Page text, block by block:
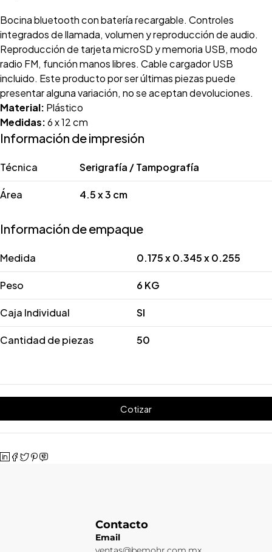
Bocina bluetooth con batería recargable. Controles
integrados de llamada, volumen y reproducción de audio.
Reproducción de tarjeta microSD y memoria USB, modo
radio FM, función manos libres. Cable cargador USB
incluido. Este producto por ser últimas piezas puede
presentar alguna variación, no se aceptan devoluciones.
Material: Plástico
Medidas:6 x 12 cm
Información de impresión
Técnica Serigrafía / Tampografía
Área 4.5 x 3 cm
Información de empaque
Medida 0.175 x 0.345 x 0.255
Peso 6 KG
Caja Individual SI
Cantidad de piezas 50
Cotizar
Contacto
Email